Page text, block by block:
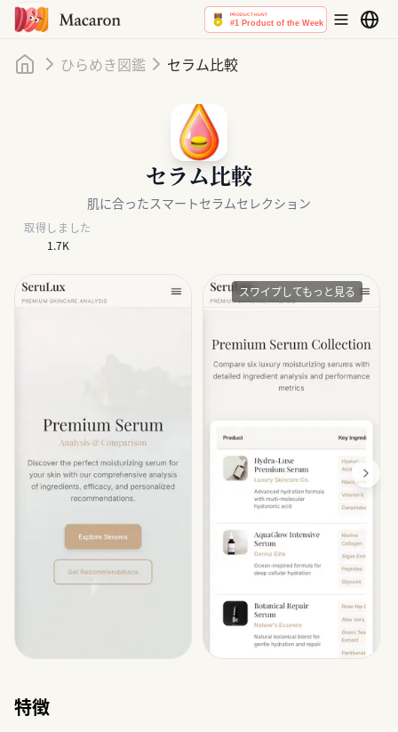
ホームひらめき図鑑 セラム比較
セラム比較
肌に合ったスマートセラムセレクション
取得しました
1.7K
スワイプしてもっと見る
特徴